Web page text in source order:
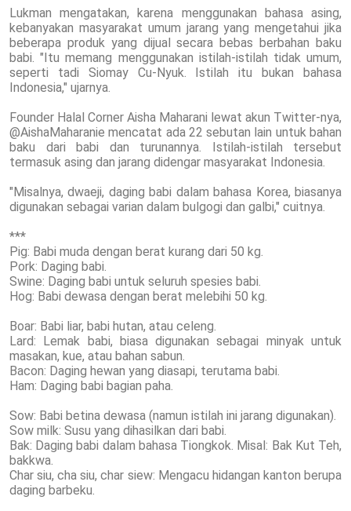
Lukman mengatakan, karena menggunakan bahasa asing,
kebanyakan masyarakat umum jarang yang mengetahui jika
beberapa produk yang dijual secara bebas berbahan baku
babi. "Itu memang menggunakan istilah-istilah tidak umum,
seperti tadi Siomay Cu-Nyuk. Istilah itu bukan bahasa
Indonesia," ujarnya.
Founder Halal Corner Aisha Maharani lewat akun Twitter-nya,
@AishaMaharanie mencatat ada 22 sebutan lain untuk bahan
baku dari babi dan turunannya. Istilah-istilah tersebut
termasuk asing dan jarang didengar masyarakat Indonesia.
"Misalnya, dwaeji, daging babi dalam bahasa Korea, biasanya
digunakan sebagai varian dalam bulgogi dan galbi," cuitnya.
***
Pig: Babi muda dengan berat kurang dari 50 kg.
Pork: Daging babi.
Swine: Daging babi untuk seluruh spesies babi.
Hog: Babi dewasa dengan berat melebihi 50 kg.
Boar: Babi liar, babi hutan, atau celeng.
Lard: Lemak babi, biasa digunakan sebagai minyak untuk
masakan, kue, atau bahan sabun.
Bacon: Daging hewan yang diasapi, terutama babi.
Ham: Daging babi bagian paha.
Sow: Babi betina dewasa (namun istilah ini jarang digunakan).
Sow milk: Susu yang dihasilkan dari babi.
Bak: Daging babi dalam bahasa Tiongkok. Misal: Bak Kut Teh,
bakkwa.
Char siu, cha siu, char siew: Mengacu hidangan kanton berupa
daging barbeku.